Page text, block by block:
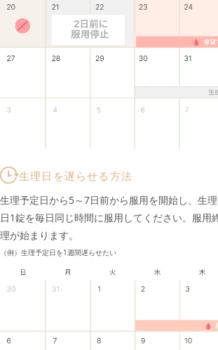
生理日を遅らせる方法
生理予定日から5～7日前から服用を開始し、生
日1錠を毎日同じ時間に服用してください。服用
理が始まります。
（例）生理予定日を1週間遅らせたい